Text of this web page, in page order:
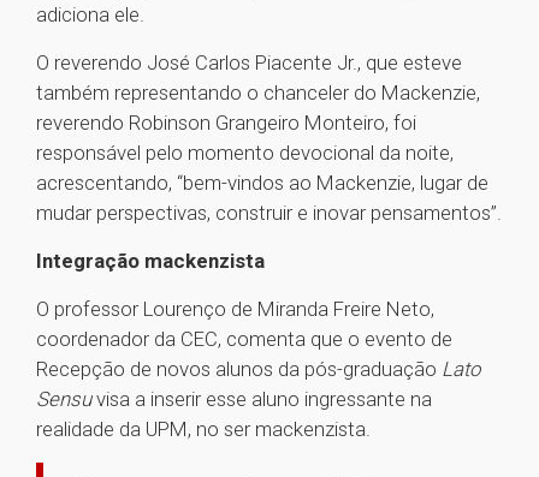
adiciona ele.
O reverendo José Carlos Piacente Jr., que esteve
também representando o chanceler do Mackenzie,
reverendo Robinson Grangeiro Monteiro, foi
responsável pelo momento devocional da noite,
acrescentando, “bem-vindos ao Mackenzie, lugar de
mudar perspectivas, construir e inovar pensamentos”.
Integração mackenzista
O professor Lourenço de Miranda Freire Neto,
coordenador da CEC, comenta que o evento de
Recepção de novos alunos da pós-graduação Lato
Sensuvisa a inserir esse aluno ingressante na
realidade da UPM, no ser mackenzista.